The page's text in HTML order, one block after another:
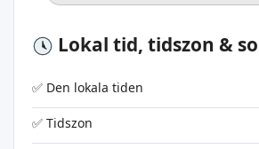
Lokal tid, tidszon &
✅ Den lokala tiden
✅ Tidszon